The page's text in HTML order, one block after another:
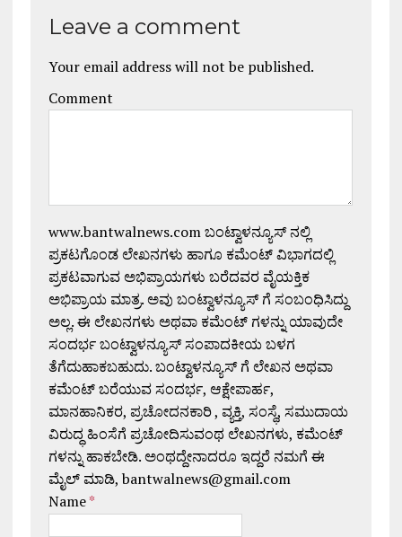
Leave a comment
Your email address will not be published.
Comment
www.bantwalnews.com ಬಂಟ್ವಾಳನ್ಯೂಸ್ ನಲ್ಲಿ
ಪ್ರಕಟಗೊಂಡ ಲೇಖನಗಳು ಹಾಗೂ ಕಮೆಂಟ್ ವಿಭಾಗದಲ್ಲಿ
ಪ್ರಕಟವಾಗುವ ಅಭಿಪ್ರಾಯಗಳು ಬರೆದವರ ವೈಯಕ್ತಿಕ
ಅಭಿಪ್ರಾಯ ಮಾತ್ರ. ಅವು ಬಂಟ್ವಾಳನ್ಯೂಸ್ ಗೆ ಸಂಬಂಧಿಸಿದ್ದು
ಅಲ್ಲ. ಈ ಲೇಖನಗಳು ಅಥವಾ ಕಮೆಂಟ್ ಗಳನ್ನು ಯಾವುದೇ
ಸಂದರ್ಭ ಬಂಟ್ವಾಳನ್ಯೂಸ್ ಸಂಪಾದಕೀಯ ಬಳಗ
ತೆಗೆದುಹಾಕಬಹುದು. ಬಂಟ್ವಾಳನ್ಯೂಸ್ ಗೆ ಲೇಖನ ಅಥವಾ
ಕಮೆಂಟ್ ಬರೆಯುವ ಸಂದರ್ಭ, ಆಕ್ಷೇಪಾರ್ಹ,
ಮಾನಹಾನಿಕರ, ಪ್ರಚೋದನಕಾರಿ , ವ್ಯಕ್ತಿ, ಸಂಸ್ಥೆ, ಸಮುದಾಯ
ವಿರುದ್ಧ ಹಿಂಸೆಗೆ ಪ್ರಚೋದಿಸುವಂಥ ಲೇಖನಗಳು, ಕಮೆಂಟ್
ಗಳನ್ನು ಹಾಕಬೇಡಿ. ಅಂಥದ್ದೇನಾದರೂ ಇದ್ದರೆ ನಮಗೆ ಈ
ಮೈಲ್ ಮಾಡಿ, bantwalnews@gmail.com
Name*